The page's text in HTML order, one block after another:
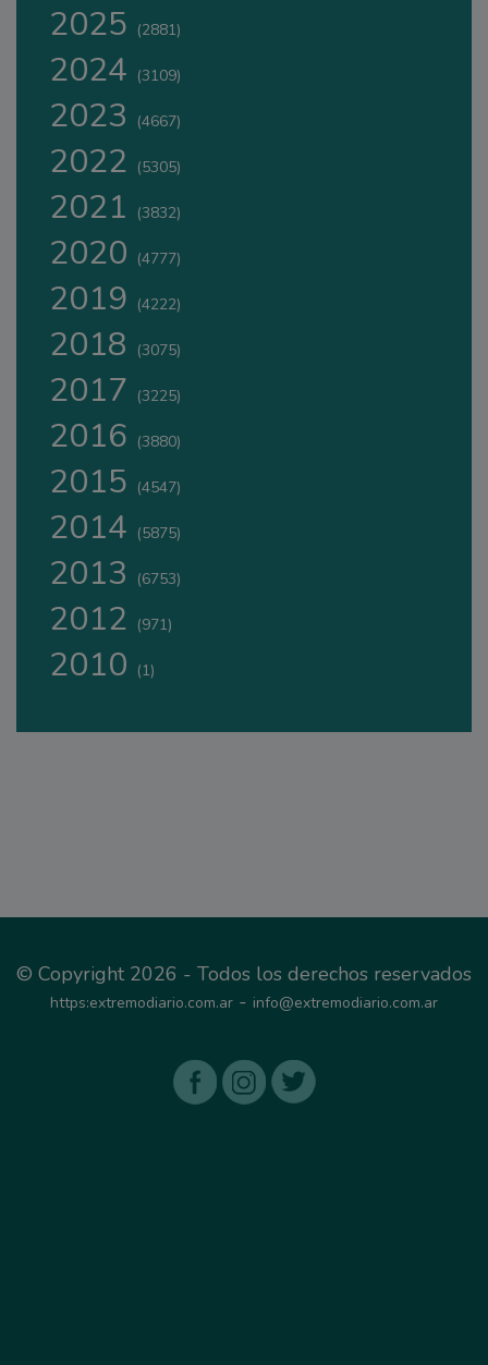
2025 (2881)
2024 (3109)
2023 (4667)
2022 (5305)
2021 (3832)
2020 (4777)
2019 (4222)
2018 (3075)
2017 (3225)
2016 (3880)
2015 (4547)
2014 (5875)
2013 (6753)
2012 (971)
2010 (1)
© Copyright 2026 - Todos los derechos reservados
https:extremodiario.com.ar - info@extremodiario.com.ar